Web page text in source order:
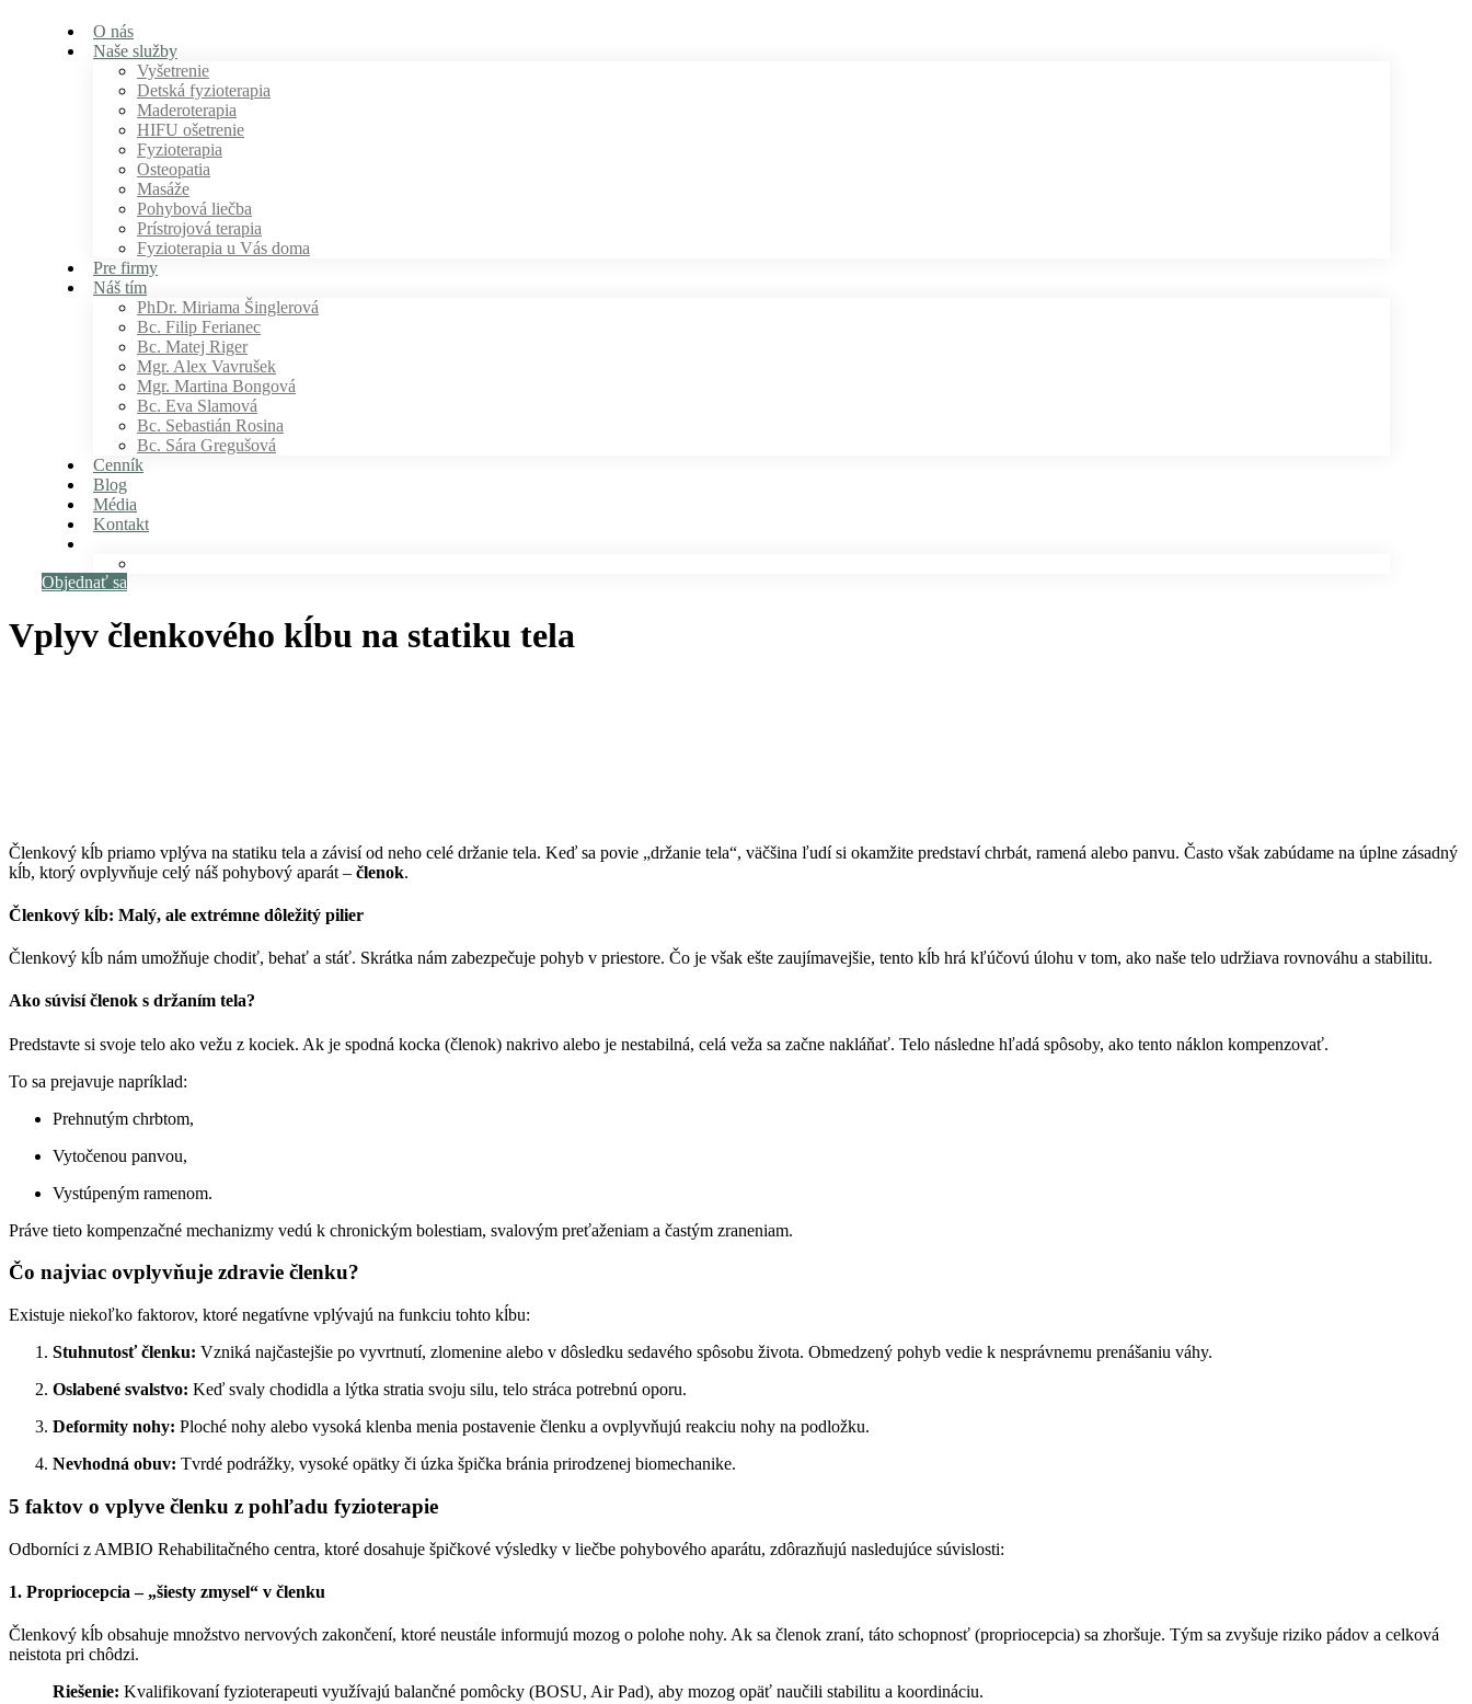
O nás
Naše služby
Vyšetrenie
Detská fyzioterapia
Maderoterapia
HIFU ošetrenie
Fyzioterapia
Osteopatia
Masáže
Pohybová liečba
Prístrojová terapia
Fyzioterapia u Vás doma
Pre firmy
Náš tím
PhDr. Miriama Šinglerová
Bc. Filip Ferianec
Bc. Matej Riger
Mgr. Alex Vavrušek
Mgr. Martina Bongová
Bc. Eva Slamová
Bc. Sebastián Rosina
Bc. Sára Gregušová
Cenník
Blog
Média
Kontakt
Objednať sa
Vplyv členkového kĺbu na statiku tela
Členkový kĺb priamo vplýva na statiku tela a závisí od neho celé držanie tela. Keď sa povie „držanie tela“, väčšina ľudí si okamžite predstaví chrbát, ramená alebo panvu. Často však zabúdame na úplne zásadný
kĺb, ktorý ovplyvňuje celý náš pohybový aparát – členok.
Členkový kĺb: Malý, ale extrémne dôležitý pilier
Členkový kĺb nám umožňuje chodiť, behať a stáť. Skrátka nám zabezpečuje pohyb v priestore. Čo je však ešte zaujímavejšie, tento kĺb hrá kľúčovú úlohu v tom, ako naše telo udržiava rovnováhu a stabilitu.
Ako súvisí členok s držaním tela?
Predstavte si svoje telo ako vežu z kociek. Ak je spodná kocka (členok) nakrivo alebo je nestabilná, celá veža sa začne nakláňať. Telo následne hľadá spôsoby, ako tento náklon kompenzovať.
To sa prejavuje napríklad:
Prehnutým chrbtom,
Vytočenou panvou,
Vystúpeným ramenom.
Práve tieto kompenzačné mechanizmy vedú k chronickým bolestiam, svalovým preťaženiam a častým zraneniam.
Čo najviac ovplyvňuje zdravie členku?
Existuje niekoľko faktorov, ktoré negatívne vplývajú na funkciu tohto kĺbu:
Stuhnutosť členku: Vzniká najčastejšie po vyvrtnutí, zlomenine alebo v dôsledku sedavého spôsobu života. Obmedzený pohyb vedie k nesprávnemu prenášaniu váhy.
Oslabené svalstvo: Keď svaly chodidla a lýtka stratia svoju silu, telo stráca potrebnú oporu.
Deformity nohy: Ploché nohy alebo vysoká klenba menia postavenie členku a ovplyvňujú reakciu nohy na podložku.
Nevhodná obuv: Tvrdé podrážky, vysoké opätky či úzka špička bránia prirodzenej biomechanike.
5 faktov o vplyve členku z pohľadu fyzioterapie
Odborníci z AMBIO Rehabilitačného centra, ktoré dosahuje špičkové výsledky v liečbe pohybového aparátu, zdôrazňujú nasledujúce súvislosti:
1. Propriocepcia – „šiesty zmysel“ v členku
Členkový kĺb obsahuje množstvo nervových zakončení, ktoré neustále informujú mozog o polohe nohy. Ak sa členok zraní, táto schopnosť (propriocepcia) sa zhoršuje. Tým sa zvyšuje riziko pádov a celková
neistota pri chôdzi.
Riešenie: Kvalifikovaní fyzioterapeuti využívajú balančné pomôcky (BOSU, Air Pad), aby mozog opäť naučili stabilitu a koordináciu.